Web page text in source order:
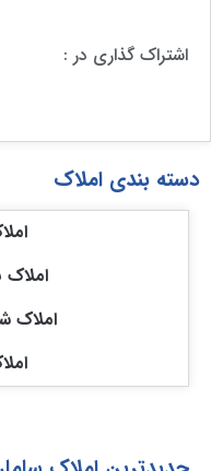
اشتراک گذاری در :
دسته بندی املاک
املاک
املاک